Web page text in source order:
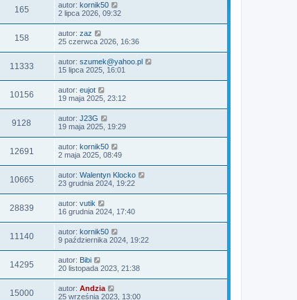
165 autor: kornik50
2 lipca 2026, 09:32
158 autor: zaz
25 czerwca 2026, 16:36
11333 autor: szumek@yahoo.pl
15 lipca 2025, 16:01
10156 autor: eujot
19 maja 2025, 23:12
9128 autor: J23G
19 maja 2025, 19:29
12691 autor: kornik50
2 maja 2025, 08:49
10665 autor: Walentyn Klocko
23 grudnia 2024, 19:22
28839 autor: vutik
16 grudnia 2024, 17:40
11140 autor: kornik50
9 października 2024, 19:22
14295 autor: Bibi
20 listopada 2023, 21:38
15000 autor: Andzia
25 września 2023, 13:00